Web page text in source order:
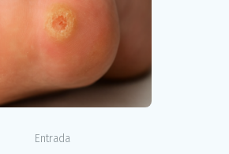
Entrada